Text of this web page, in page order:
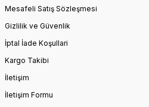
Mesafeli Satış Sözleşmesi
Gizlilik ve Güvenlik
İptal İade Koşullari
Kargo Takibi
İletişim
İletişim Formu